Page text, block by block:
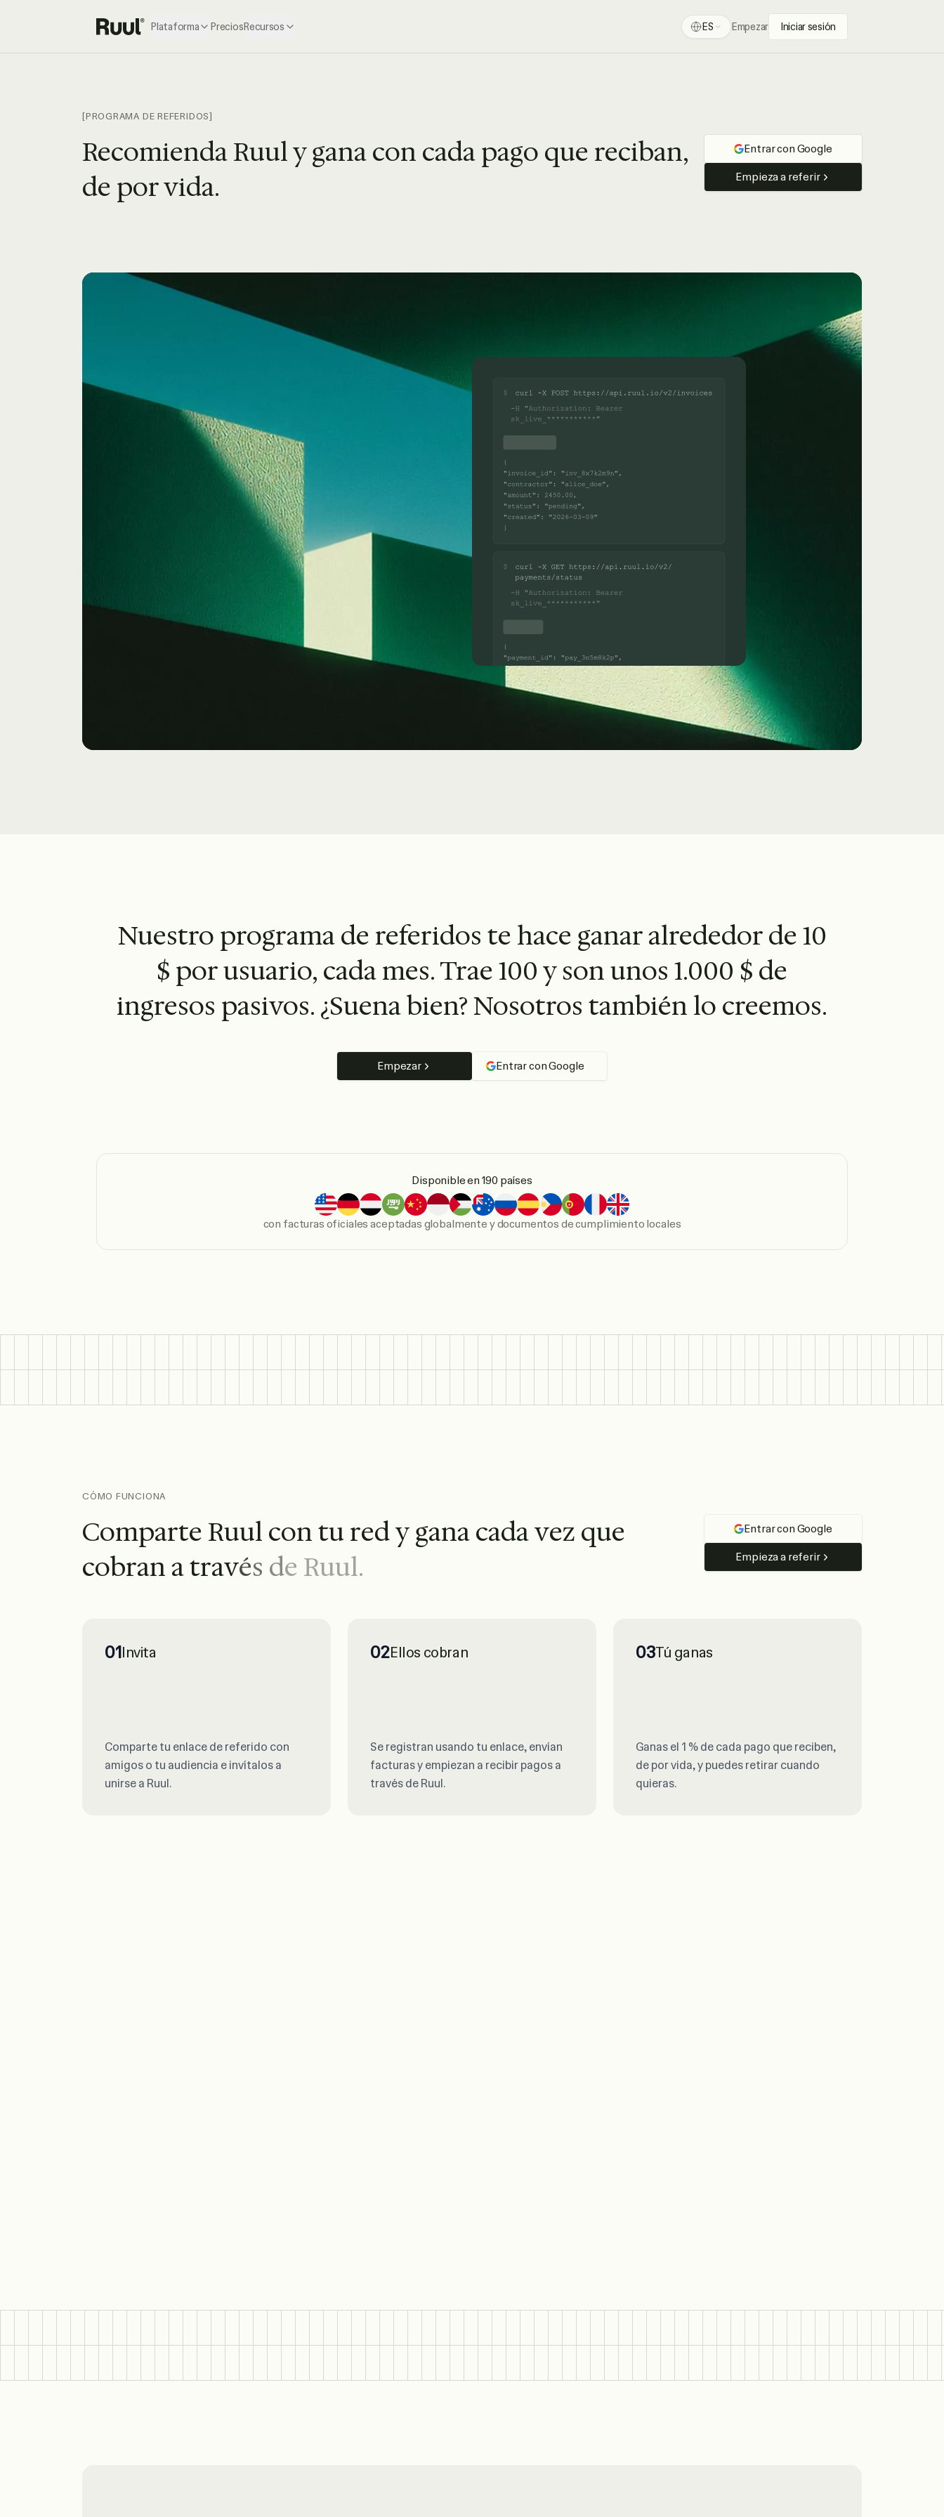
Inicio de RuulPlataforma PreciosRecursos ES Empezar Iniciar sesión
[PROGRAMA DE REFERIDOS]
Recomienda Ruul y gana con cada pago que reciban,
de por vida.
Entrar con Google
Empieza a referir
Nuestro programa de referidos te hace ganar alrededor de 10
$ por usuario, cada mes. Trae 100 y son unos 1.000 $ de
ingresos pasivos. ¿Suena bien? Nosotros también lo creemos.
Empezar Entrar con Google
Disponible en 190 países
con facturas oficiales aceptadas globalmente y documentos de cumplimiento locales
CÓMO FUNCIONA
Comparte Ruul contu redyganacadavez que
cobranatravés de Ruul.
Entrar con Google
Empieza a referir
01Invita
Comparte tu enlace de referido con
amigos o tu audiencia e invítalos a
unirse a Ruul.
02Ellos cobran
Se registran usando tu enlace, envían
facturas y empiezan a recibir pagos a
través de Ruul.
03Tú ganas
Ganas el 1 % de cada pago que reciben,
de por vida, y puedes retirar cuando
quieras.